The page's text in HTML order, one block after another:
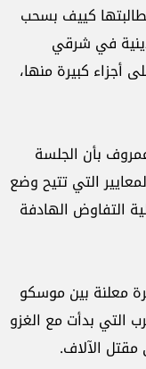
كييف بسحب
في شرقي
أجزاء كبيرة منها،
بأن الجلسة
التي تتيح وضع
التفاوض الهادفة
معلنة بين موسكو
التي بدأت مع الغزو